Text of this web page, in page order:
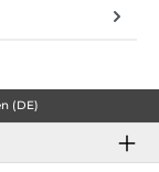
(DE)